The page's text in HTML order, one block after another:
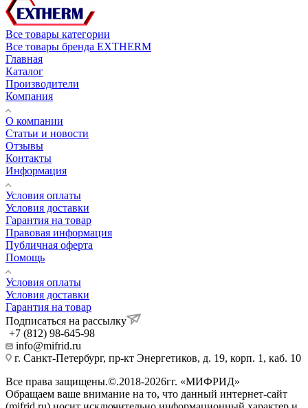
Все товары категории
Все товары бренда EXTHERM
Главная
Каталог
Производители
Компания
О компании
Статьи и новости
Отзывы
Контакты
Информация
Условия оплаты
Условия доставки
Гарантия на товар
Правовая информация
Публичная оферта
Помощь
Условия оплаты
Условия доставки
Гарантия на товар
Подписаться на рассылку
+7 (812) 98-645-98
info@mifrid.ru
г. Санкт-Петербург, пр-кт Энергетиков, д. 19, корп. 1, каб. 10
Все права защищены.©.2018-2026гг. «МИФРИД»
Обращаем ваше внимание на то, что данный интернет-сайт